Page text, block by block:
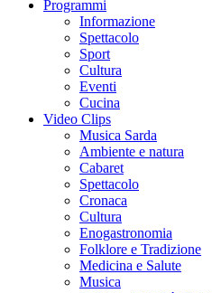
Programmi
Informazione
Spettacolo
Sport
Cultura
Eventi
Cucina
Video Clips
Musica Sarda
Ambiente e natura
Cabaret
Spettacolo
Cronaca
Cultura
Enogastronomia
Folklore e Tradizione
Medicina e Salute
Musica